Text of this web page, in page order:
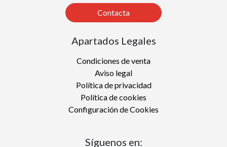
Contacta
Apartados Legales
Condiciones de venta
Aviso legal
Política de privacidad
Política de cookies
Configuración de Cookies
Síguenos en: